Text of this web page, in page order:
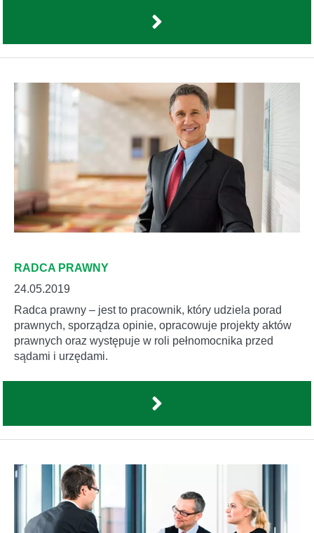
RADCA PRAWNY
24.05.2019
Radca prawny – jest to pracownik, który udziela porad
prawnych, sporządza opinie, opracowuje projekty aktów
prawnych oraz występuje w roli pełnomocnika przed
sądami i urzędami.